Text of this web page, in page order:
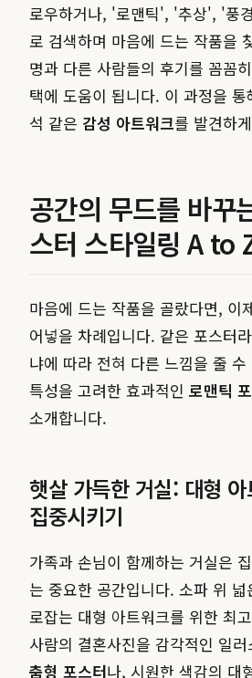
로우하거나, '로맨틱', '추상', '풍
로 검색하며 마음에 드는 작품을
명과 다른 사람들의 후기를 꼼꼼
택에 도움이 됩니다. 이 과정을
석 같은 감성 아트워크를 발견하
공간의 무드를 바꾸
스터 스타일링 A to
마음에 드는 작품을 골랐다면, 이
어넣을 차례입니다. 같은 포스터
냐에 따라 전혀 다른 느낌을 줄
특성을 고려한 효과적인 로맨틱
소개합니다.
햇살 가득한 거실: 대형
집중시키기
가족과 손님이 함께하는 거실은
는 중요한 공간입니다. 소파 위
로잡는 대형 아트워크를 위한 최
사람의 결혼사진을 감각적인 일
춤형 포스터나, 시원한 색감의 대